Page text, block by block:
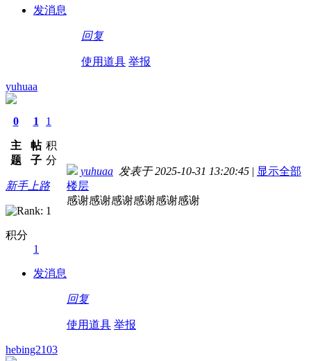
发消息
回复
使用道具 举报
yuhuaa
0
主
题
1
帖
子
1
积
分
新手上路
积分
1
发消息
yuhuaa 发表于 2025-10-31 13:20:45 | 显示全部
楼层
感谢感谢感谢感谢感谢感谢
回复
使用道具 举报
hebing2103